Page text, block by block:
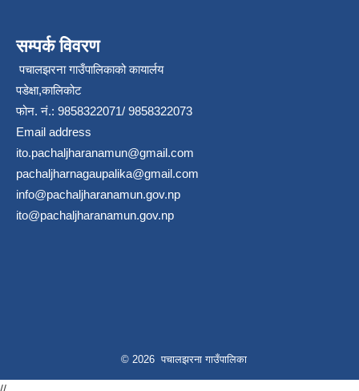
सम्पर्क विवरण
पचालझरना गाउँपालिकाको कायार्लय
पडेक्षा,कालिकोट
फोन. नं.: 9858322071/ 9858322073
Email address
ito.pachaljharanamun@gmail.com
pachaljharnagaupalika@gmail.com
info@pachaljharanamun.gov.np
ito@pachaljharanamun.gov.np
© 2026 पचालझरना गाउँपालिका